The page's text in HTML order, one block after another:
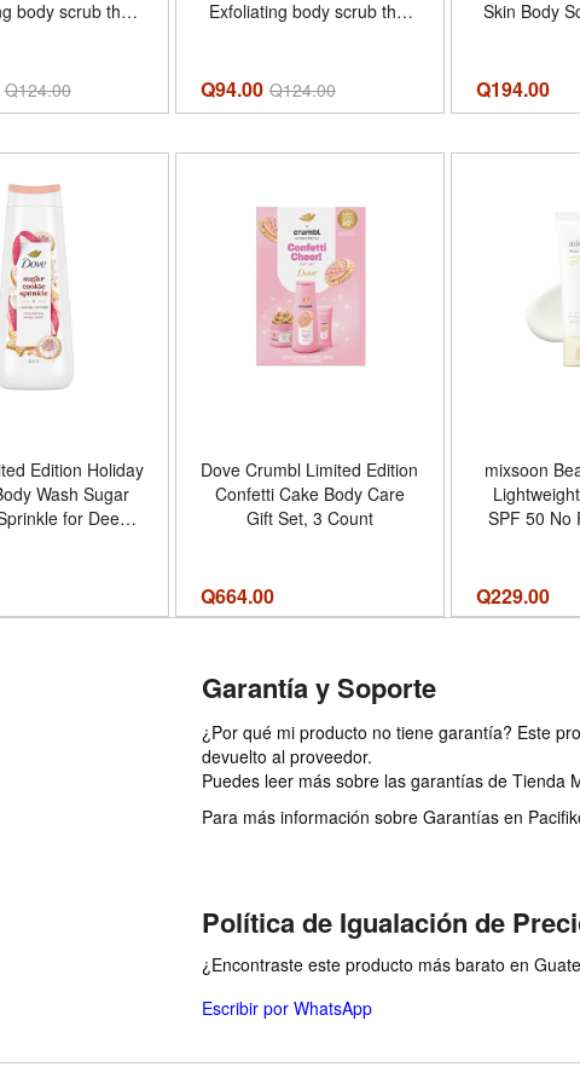
body scrub that
glow - Aroma
Rose Oil -
1)
Q124.00
Exfoliating body scrub that
smooth and radiant skin -
Tamaño 15 Ounce (Pack of
Q94.00 Q124.00
Skin Body
Q194.00
Edition Holiday
Wash Sugar
for Deep
Dove Crumbl Limited Edition
Confetti Cake Body Care
Gift Set, 3 Count
Q664.00
mixsoon
SPF 50 No
Stocking
fl.oz.
Q229.00
Garantía y Soporte
¿Por qué mi producto no tiene garantía? Este
devuelto al proveedor.
Puedes leer más sobre las garantías de Tienda
Para más información sobre Garantías en
Política de Igualación de
¿Encontraste este producto más barato en
Escribir por WhatsApp